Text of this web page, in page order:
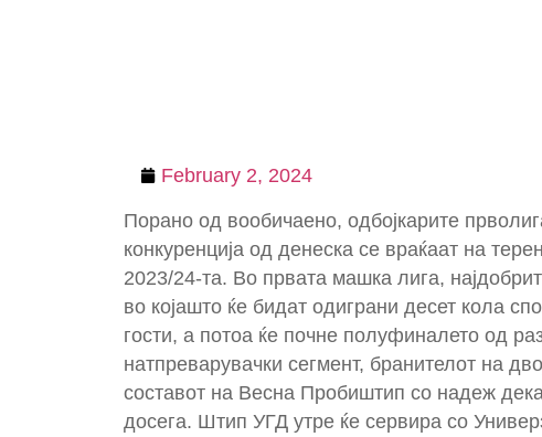
February 2, 2024
Порано од вообичаено, одбојкарите
конкуренција од денеска се враќаат на
2023/24-та. Во првата машка лига,
во којашто ќе бидат одиграни десет кола
гости, а потоа ќе почне полуфиналето од
натпреварувачки сегмент, бранителот на
составот на Весна Пробиштип со надеж
досега. Штип УГД утре ќе сервира со